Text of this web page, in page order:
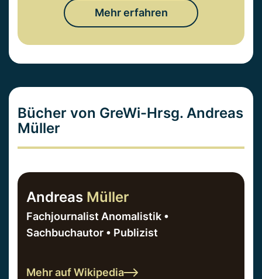
Mehr erfahren
Bücher von GreWi-Hrsg. Andreas
Müller
Andreas Müller
Fachjournalist Anomalistik •
Sachbuchautor • Publizist
Mehr auf Wikipedia